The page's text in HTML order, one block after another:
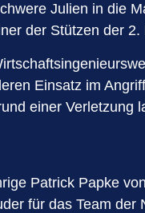
Julien in die
der Stützen der
Einsatz im
einer
Patrick Papke
für das Team